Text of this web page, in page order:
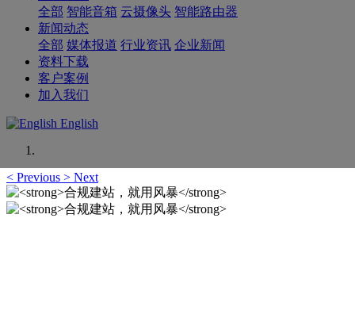
全部 智能音箱 云摄像头 智能路由器
新闻动态
全部 媒体报道 行业资讯 企业新闻
资料下载
客户案例
加入我们
English
< Previous > Next